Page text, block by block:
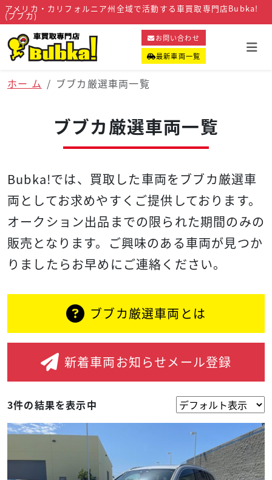
アメリカ・カリフォルニア州全域で活動する車買取専門店Bubka!
(ブブカ)
お問い合わせ
最新車両一覧
ホー ム ブブカ厳選車両一覧
ブブカ厳選車両一覧
Bubka!では、 買取した車両をブブカ厳選車
両としてお求めやすくご提供しております。
オークション出品までの限られた期間のみの
販売となります。
ご興味のある車両が見つか
りましたらお早めにご連絡ください。
ブブカ厳選車両とは
新着車両お知らせメール登録
3件の結果を表示中